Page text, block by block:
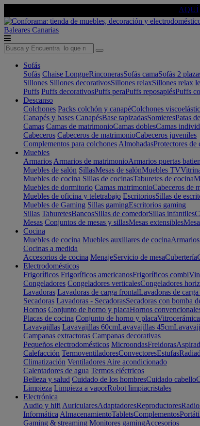
AQUÍ
Baleares Canarias
Sofás
Sofás Chaise LongueRinconerasSofás camaSofás 2
Sillones Sillones decorativosSillones relaxSillones relax
Puffs Puffs decorativosPuffs peraPuffs reposapiésPuffs
Descanso
Colchones Packs colchón y canapéColchones
Canapés y bases CanapésBase tapizadasSomieresPatas
Camas Camas de matrimonioCamas doblesCamas
Cabeceros Cabeceros de matrimonioCabeceros juveniles
Complementos para colchones AlmohadasProtectores de
Muebles
Armarios Armarios de matrimonioArmarios puertas
Muebles de salón SillasMesas de salónMuebles TV
Muebles de cocina Sillas de cocinasTaburetes de cocina
Muebles de dormitorio Camas matrimonioCabeceros de
Muebles de oficina y teletrabajo EscritoriosSillas de
Muebles de Gaming Sillas gamingEscritorios gaming
Sillas TaburetesBancosSillas de comedorSillas infantiles
Mesas Conjuntos de mesas y sillasMesas extensibles
Cocina
Muebles de cocina Muebles auxiliares de cocina
Cocinas a medida
Accesorios de cocina MenajeServicio de mesaCubertería
Electrodomésticos
Frigoríficos Frigoríficos americanosFrigoríficos combi
Congeladores Congeladores verticalesCongeladores
Lavadoras Lavadoras de carga frontalLavadoras de
Secadoras Lavadoras - SecadorasSecadoras con bomba
Hornos Conjunto de horno y placaHornos
Placas de cocina Conjunto de horno y placaVitrocerámica
Lavavajillas Lavavajillas 60cmLavavajillas 45cm
Campanas extractoras Campanas decorativas
Pequeños electrodomésticos MicroondasFreidoras
Calefacción TermoventiladoresConvectoresEstufas
Climatización Ventiladores Aire acondicionado
Calentadores de agua Termos eléctricos
Belleza y salud Cuidado de los hombresCuidado cabello
Limpieza Limpieza a vaporRobot limpiacristales
Electrónica
Audio y hifi AuricularesAdaptadoresReproductores
Informática AlmacenamientoTabletsComplementos
Gaming & streaming Monitores gamingAccesorios